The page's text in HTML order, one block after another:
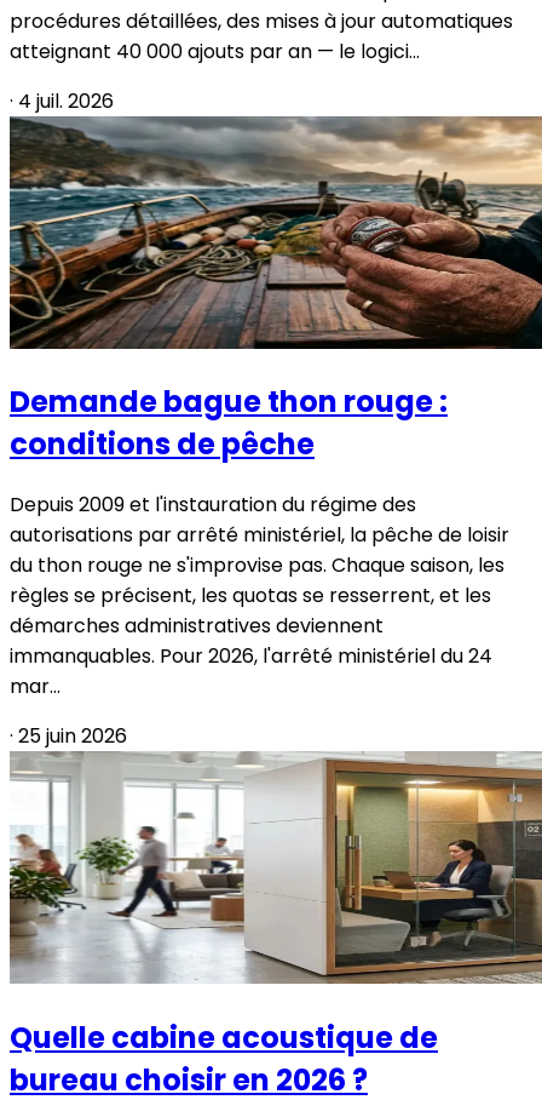
procédures détaillées, des mises à jour automatiques
atteignant 40 000 ajouts par an — le logici...
· 4 juil. 2026
Demande bague thon rouge :
conditions de pêche
Depuis 2009 et l'instauration du régime des
autorisations par arrêté ministériel, la pêche de loisir
du thon rouge ne s'improvise pas. Chaque saison, les
règles se précisent, les quotas se resserrent, et les
démarches administratives deviennent
immanquables. Pour 2026, l'arrêté ministériel du 24
mar...
· 25 juin 2026
Quelle cabine acoustique de
bureau choisir en 2026 ?